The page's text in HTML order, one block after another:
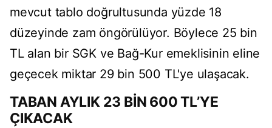
mevcut tablo doğrultusunda yüzde 18
düzeyinde zam öngörülüyor. Böylece 25 bin
TL alan bir SGK ve Bağ-Kur emeklisinin eline
geçecek miktar 29 bin 500 TL'ye ulaşacak.
TABAN AYLIK 23 BİN 600 TL’YE
ÇIKACAK